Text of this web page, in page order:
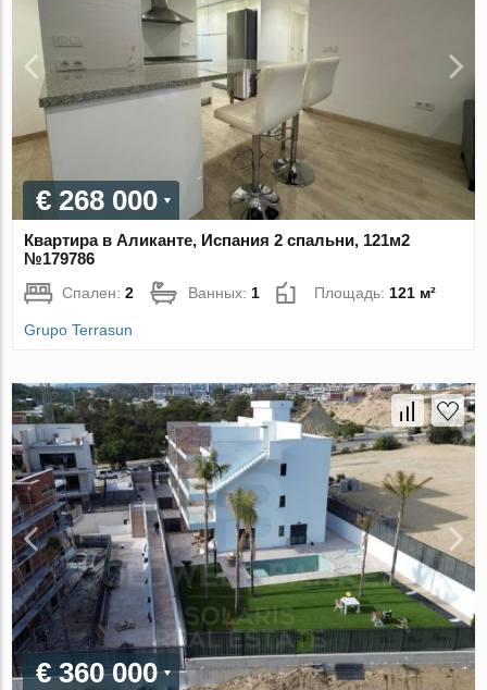
€ 268 000
Квартира в Аликанте, Испания 2 спальни, 121м2
№179786
Спален:2 Ванных: 1 Площадь: 121 м²
Grupo Terrasun
€ 360 000